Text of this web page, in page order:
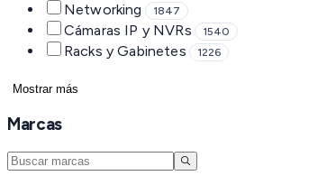
Networking 1847
Cámaras IP y NVRs 1540
Racks y Gabinetes 1226
Mostrar más
Marcas